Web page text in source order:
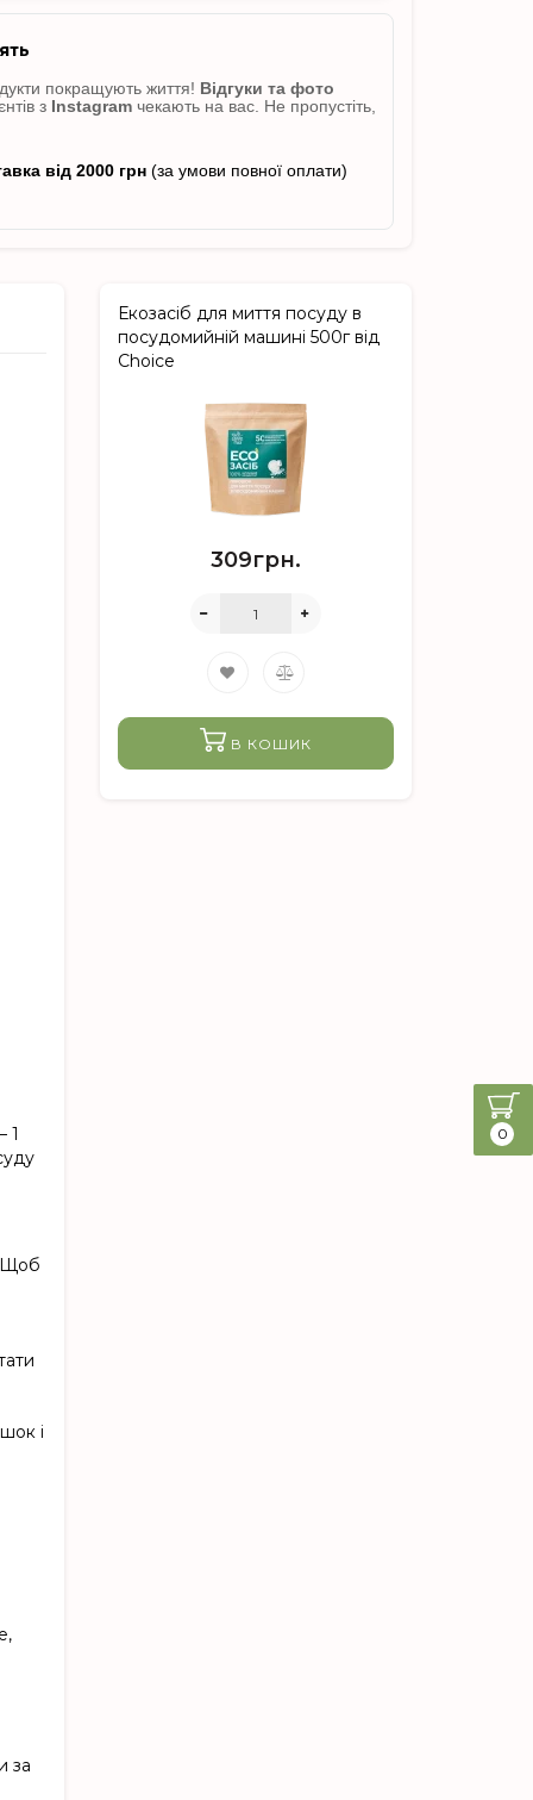
0
покращують життя! Відгуки та фото
з Instagram чекають на вас. Не пропустіть,
від 2000 грн (за умови повної оплати)
1
Щоб
і
за
Екозасіб для миття посуду в
посудомийній машині 500г від
Choice
309грн.
В КОШИК